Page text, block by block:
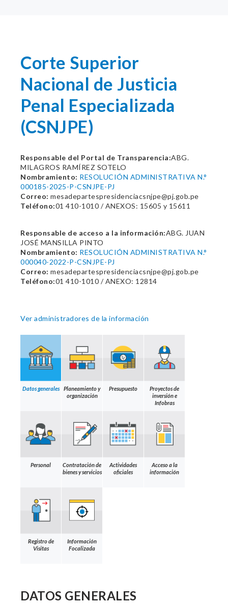
Corte Superior
Nacional de Justicia
Penal Especializada
(CSNJPE)
Responsable del Portal de Transparencia:ABG.
MILAGROS RAMÍREZ SOTELO
Nombramiento: RESOLUCIÓN ADMINISTRATIVA N.°
000185-2025-P-CSNJPE-PJ
Correo: mesadepartespresidenciacsnjpe@pj.gob.pe
Teléfono:01 410-1010 / ANEXOS: 15605 y 15611
Responsable de acceso a la información:ABG. JUAN
JOSÉ MANSILLA PINTO
Nombramiento: RESOLUCIÓN ADMINISTRATIVA N.°
000040-2022-P-CSNJPE-PJ
Correo: mesadepartespresidenciacsnjpe@pj.gob.pe
Teléfono:01 410-1010 / ANEXO: 12814
Ver administradores de la información
Datos generales
Planeamiento y
organización
Presupuesto
Proyectos de
inversión e
Infobras
Personal
Contratación de
bienes y servicios
Actividades
oficiales
Acceso a la
información
Registro de
Visitas
Información
Focalizada
DATOS GENERALES